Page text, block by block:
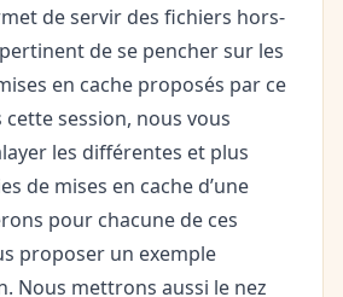
de servir des fichiers hors-
de se pencher sur les
en cache proposés par ce
cette session, nous vous
les différentes et plus
de mises en cache d’une
pour chacune de ces
proposer un exemple
Nous mettrons aussi le nez